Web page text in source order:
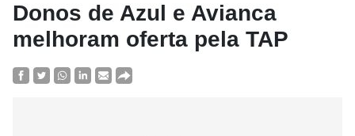
Donos de Azul e Avianca
melhoram oferta pela TAP